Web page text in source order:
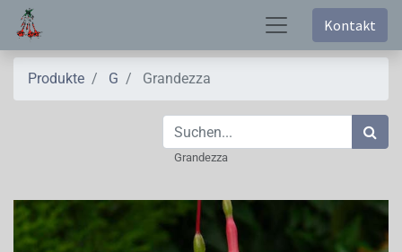
Kontakt
Produkte G Grandezza
Grandezza